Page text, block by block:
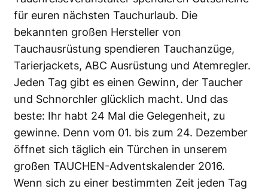
für euren nächsten Tauchurlaub. Die
bekannten großen Hersteller von
Tauchausrüstung spendieren Tauchanzüge,
Tarierjackets, ABC Ausrüstung und Atemregler.
Jeden Tag gibt es einen Gewinn, der Taucher
und Schnorchler glücklich macht. Und das
beste: Ihr habt 24 Mal die Gelegenheit, zu
gewinne. Denn vom 01. bis zum 24. Dezember
öffnet sich täglich ein Türchen in unserem
großen TAUCHEN-Adventskalender 2016.
Wenn sich zu einer bestimmten Zeit jeden Tag